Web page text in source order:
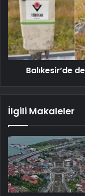
Balıkesir’de
İlgili Makaleler